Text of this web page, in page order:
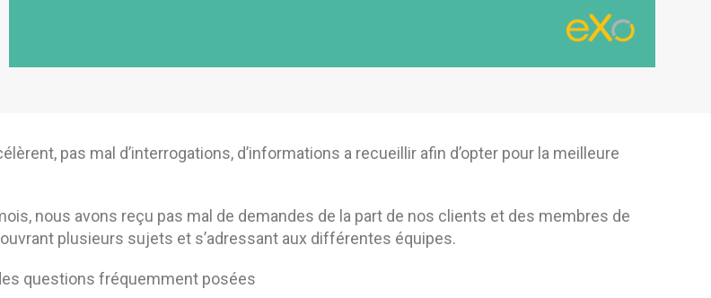
pas mal d’interrogations, d’informations a recueillir afin d’opter pour la meilleure
nous avons reçu pas mal de demandes de la part de nos clients et des membres de
plusieurs sujets et s’adressant aux différentes équipes.
questions fréquemment posées